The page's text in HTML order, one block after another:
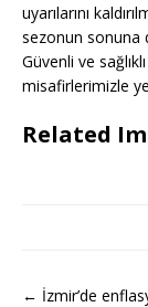
uyarılarını
sezonun sonuna
Güvenli ve
misafirlerimizle
Related
← İzmir’de